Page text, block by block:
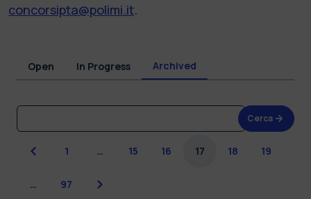
concorsipta@polimi.it.
Open In Progress Archived
Cerca
Previous
1 … 15 16 17 18 19
… 97 Next